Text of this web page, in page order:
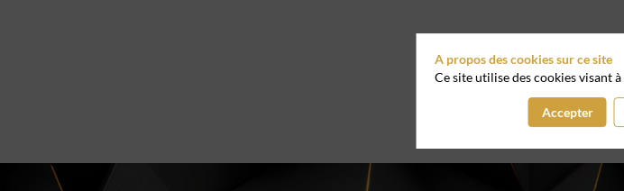
A propos des cookies sur ce site
Ce site utilise des cookies visant
Accepter